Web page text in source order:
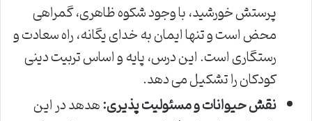
پرستش خورشید، با وجود شکوه ظاهری، گمراهی
محض است و تنها ایمان به خدای یگانه، راه سعادت و
رستگاری است. این درس، پایه و اساس تربیت دینی
کودکان را تشکیل می دهد.
نقش حیوانات و مسئولیت پذیری:هدهد در این